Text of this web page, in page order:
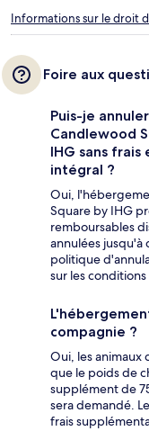
Informations sur le droit
Foire aux
Puis-je
Candlewood
IHG sans
intégral ?
Oui,
Square by IHG
remboursables
annulées jusqu'à
politique
sur les
compagnie ?
Oui, les animaux
que le poids de
supplément de
sera demandé.
frais